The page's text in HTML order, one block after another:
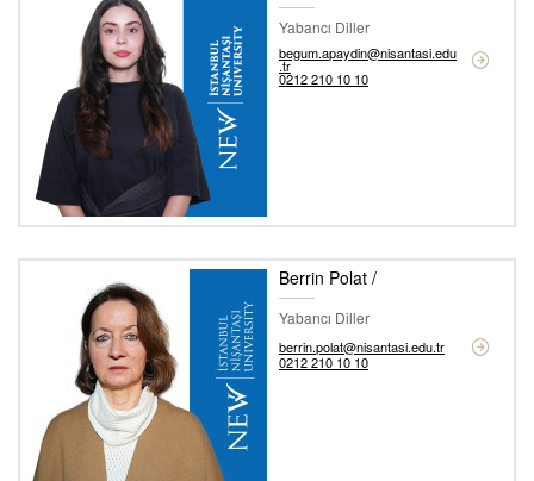
Yabancı Diller
begum.apaydin@nisantasi.edu
.tr
0212 210 10 10
Berrin Polat /
Yabancı Diller
berrin.polat@nisantasi.edu.tr
0212 210 10 10